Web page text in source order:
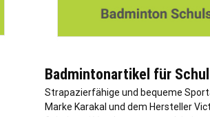
Badmintonartikel für
Strapazierfähige und bequeme
Marke Karakal und dem Hersteller